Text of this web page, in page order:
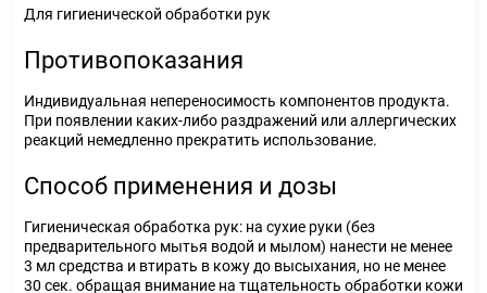
Для гигиенической обработки рук
Противопоказания
Индивидуальная непереносимость компонентов продукта.
При появлении каких-либо раздражений или аллергических
реакций немедленно прекратить использование.
Способ применения и дозы
Гигиеническая обработка рук: на сухие руки (без
предварительного мытья водой и мылом) нанести не менее
3 мл средства и втирать в кожу до высыхания, но не менее
30 сек. обращая внимание на тщательность обработки кожи